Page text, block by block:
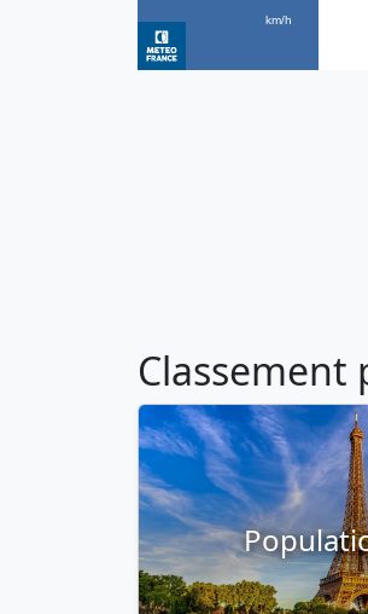
Classement